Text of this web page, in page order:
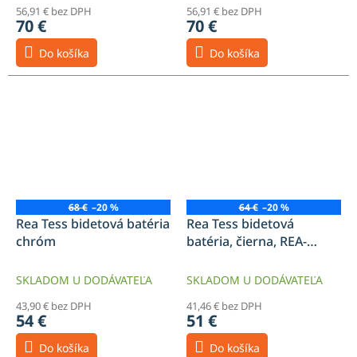
56,91 € bez DPH
70 €
Do košíka
56,91 € bez DPH
70 €
Do košíka
68 € –20 %
Rea Tess bidetová batéria
chróm
SKLADOM U DODÁVATEĽA
43,90 € bez DPH
54 €
Do košíka
64 € –20 %
Rea Tess bidetová
batéria, čierna, REA-
SKLADOM U DODÁVATEĽA
41,46 € bez DPH
51 €
Do košíka